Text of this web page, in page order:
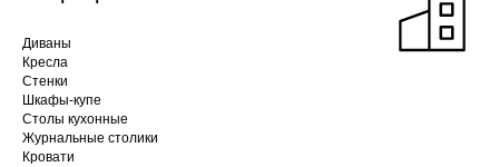
Диваны
Кресла
Стенки
Шкафы-купе
Столы кухонные
Журнальные столики
Кровати